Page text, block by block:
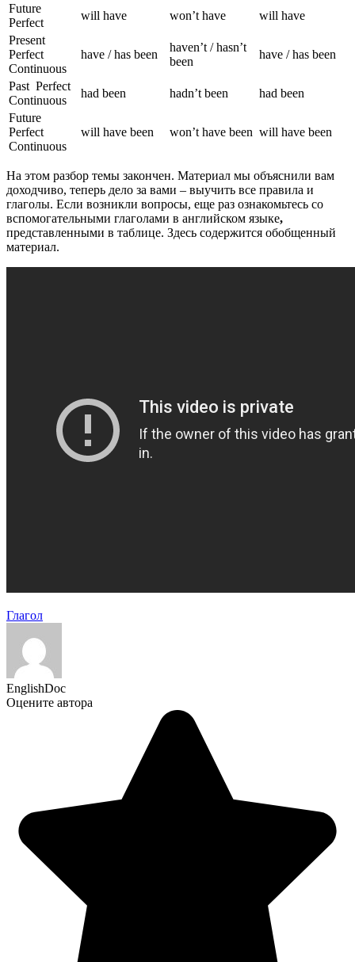
Future
Perfect
will have won’t have
will have
Present
Perfect
Continuous
have / has been
haven’t / hasn’t
been
have / has been
Past Perfect
Continuous
had been hadn’t been
had been
Future
Perfect
Continuous
will have been won’t have been will have been
На этом разбор темы закончен. Материал мы объяснили вам
доходчиво, теперь дело за вами – выучить все правила и
глаголы. Если возникли вопросы, еще раз ознакомьтесь со
вспомогательными глаголами в английском языке,
представленными в таблице. Здесь содержится обобщенный
материал.
Глагол
EnglishDoc
Оцените автора